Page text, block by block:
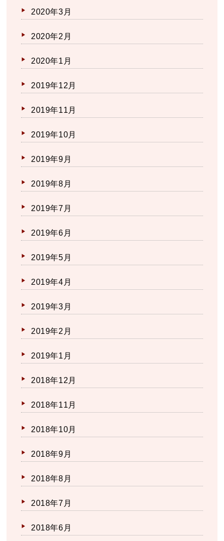
2020年3月
2020年2月
2020年1月
2019年12月
2019年11月
2019年10月
2019年9月
2019年8月
2019年7月
2019年6月
2019年5月
2019年4月
2019年3月
2019年2月
2019年1月
2018年12月
2018年11月
2018年10月
2018年9月
2018年8月
2018年7月
2018年6月